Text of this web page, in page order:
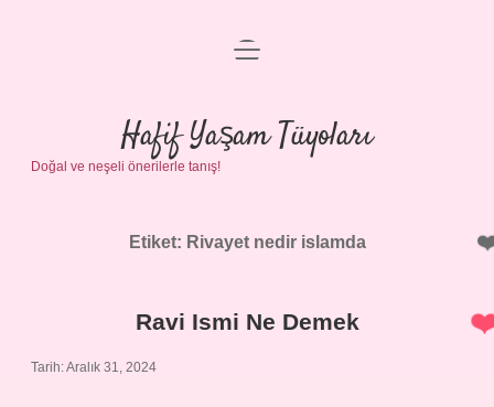
Anasayfa
Gizlilik Politikası
Yasal Uyarı
menüyü
Hafif Yaşam Tüyoları
Doğal ve neşeli önerilerle tanış!
Etiket: Rivayet nedir islamda
Ravi Ismi Ne Demek
Tarih: Aralık 31, 2024